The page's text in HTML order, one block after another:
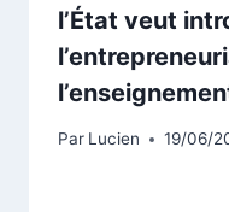
l’État veut
Par Lucien 19/06/